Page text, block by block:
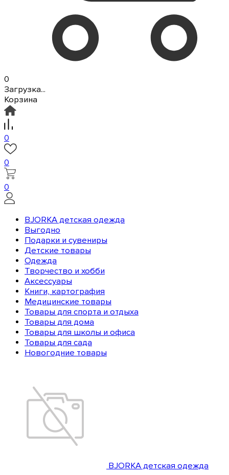
0
Загрузка...
Корзина
0
0
0
BJORKA детская одежда
Выгодно
Подарки и сувениры
Детские товары
Одежда
Творчество и хобби
Аксессуары
Книги, картография
Медицинские товары
Товары для спорта и отдыха
Товары для дома
Товары для школы и офиса
Товары для сада
Новогодние товары
BJORKA детская одежда